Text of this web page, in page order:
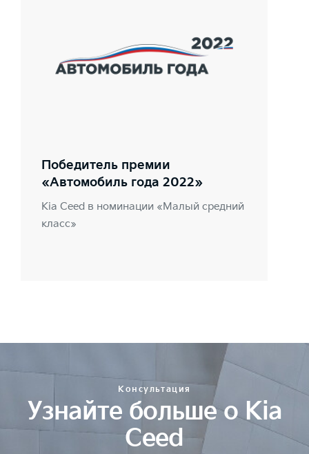
Победитель премии
«Автомобиль года 2022»
Kia Ceed в номинации «Малый средний
класс»
Консультация
Узнайте больше о Kia
Ceed